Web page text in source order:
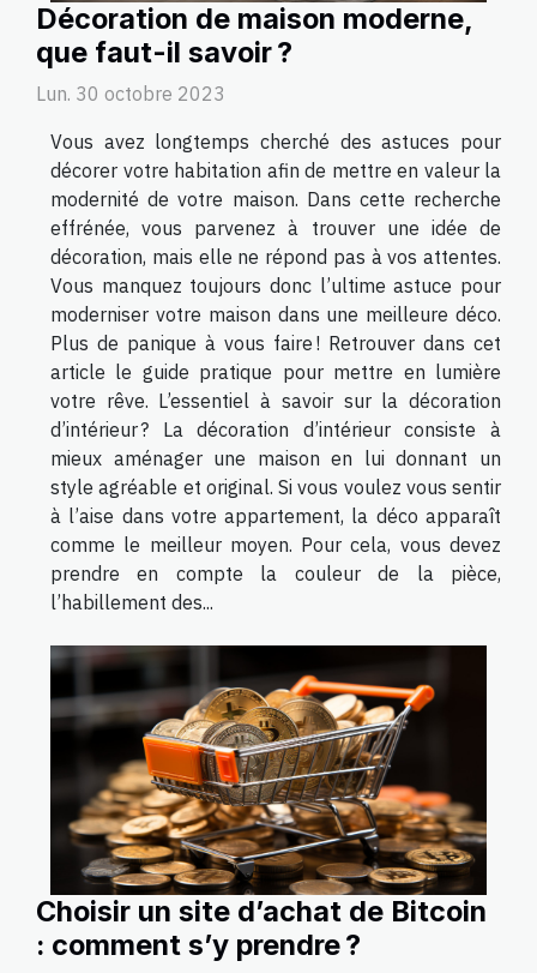
Décoration de maison moderne,
que faut-il savoir ?
Lun. 30 octobre 2023
Vous avez longtemps cherché des astuces pour
décorer votre habitation afin de mettre en valeur la
modernité de votre maison. Dans cette recherche
effrénée, vous parvenez à trouver une idée de
décoration, mais elle ne répond pas à vos attentes.
Vous manquez toujours donc l’ultime astuce pour
moderniser votre maison dans une meilleure déco.
Plus de panique à vous faire ! Retrouver dans cet
article le guide pratique pour mettre en lumière
votre rêve. L’essentiel à savoir sur la décoration
d’intérieur ? La décoration d’intérieur consiste à
mieux aménager une maison en lui donnant un
style agréable et original. Si vous voulez vous sentir
à l’aise dans votre appartement, la déco apparaît
comme le meilleur moyen. Pour cela, vous devez
prendre en compte la couleur de la pièce,
l’habillement des...
Choisir un site d’achat de Bitcoin
: comment s’y prendre ?